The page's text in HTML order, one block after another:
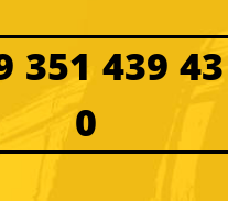
351 439 43
0